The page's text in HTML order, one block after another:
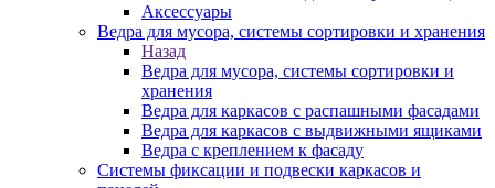
Аксессуары
Ведра для мусора, системы сортировки и хранения
Назад
Ведра для мусора, системы сортировки и
хранения
Ведра для каркасов с распашными фасадами
Ведра для каркасов с выдвижными ящиками
Ведра с креплением к фасаду
Системы фиксации и подвески каркасов и